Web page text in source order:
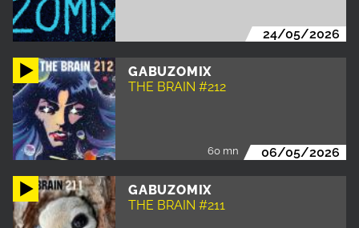
24/05/2026
GABUZOMIX
THE BRAIN #212
60 mn 06/05/2026
GABUZOMIX
THE BRAIN #211